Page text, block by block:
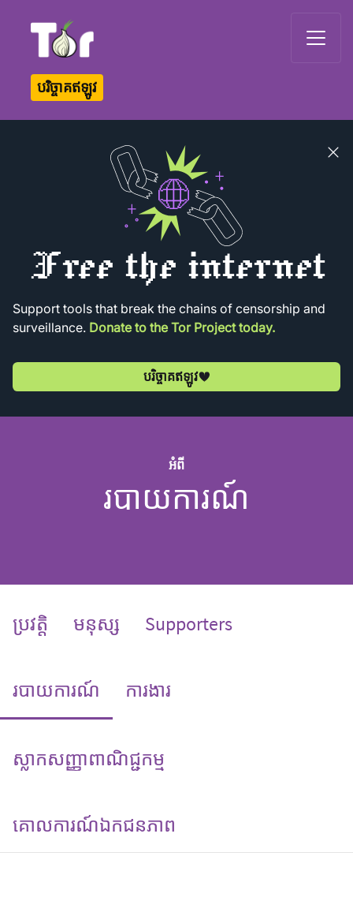
បរិច្ចាគឥឡូវ
Free the internet
Support tools that break the chains of censorship and
surveillance. Donate to the Tor Project today.
បរិច្ចាគឥឡូវ
អំពី
របាយការណ៍
ប្រវត្តិ មនុស្ស Supporters
របាយការណ៍ (current)
ការងារ
ស្លាកសញ្ញាពាណិជ្ជកម្ម
គោលការណ៍​ឯកជនភាព